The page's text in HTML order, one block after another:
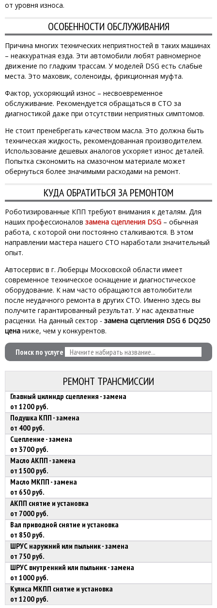
от уровня износа.
ОСОБЕННОСТИ ОБСЛУЖИВАНИЯ
Причина многих технических неприятностей в таких машинах
– неаккуратная езда. Эти автомобили любят равномерное
движение по гладким трассам. У моделей DSG есть слабые
места. Это маховик, соленоиды, фрикционная муфта.
Фактор, ускоряющий износ – несвоевременное
обслуживание. Рекомендуется обращаться в СТО за
диагностикой даже при отсутствии неприятных симптомов.
Не стоит пренебрегать качеством масла. Это должна быть
техническая жидкость, рекомендованная производителем.
Использование дешевых аналогов ускоряет износ деталей.
Попытка сэкономить на смазочном материале может
обернуться более значимыми расходами на ремонт.
КУДА ОБРАТИТЬСЯ ЗА РЕМОНТОМ
Роботизированные КПП требуют внимания к деталям. Для
наших профессионалов замена сцепления DSG – обычная
работа, с которой они постоянно сталкиваются. В этом
направлении мастера нашего СТО наработали значительный
опыт.
Автосервис в г. Люберцы Московской области имеет
современное техническое оснащение и диагностическое
оборудование. К нам часто обращаются автолюбители
после неудачного ремонта в других СТО. Именно здесь вы
получите гарантированный результат. У нас адекватные
расценки. На данный сектор - замена сцепления DSG 6 DQ250
цена ниже, чем у конкурентов.
Поиск по услуге
РЕМОНТ ТРАНСМИССИИ
Главный цилиндр сцепления - замена
от 1200 руб.
Подушка КПП - замена
от 400 руб.
Сцепление - замена
от 3700 руб.
Масло АКПП - замена
от 1500 руб.
Масло МКПП - замена
от 650 руб.
АКПП снятие и установка
от 7000 руб.
Вал приводной снятие и установка
от 850 руб.
ШРУС наружний или пыльник - замена
от 750 руб.
ШРУС внутренний или пыльник - замена
от 1000 руб.
Кулиса МКПП снятие и установка
от 1200 руб.